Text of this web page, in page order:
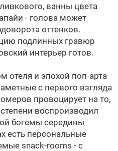
ванны цвета
- голова может
оттенков.
подлинных гравюр
интерьер готов.
отеля и эпохой поп-арта
с первого взгляда
провоцирует на то,
воспроизводил
богемы середины
есть персональные
snack-rooms - с